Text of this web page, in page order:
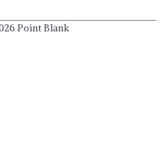
Point Blank